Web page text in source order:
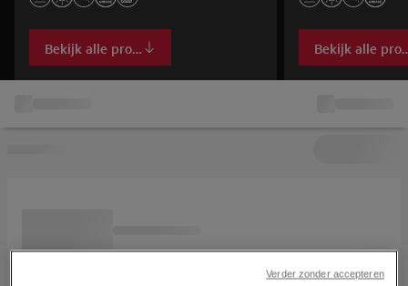
Bekijk alle producten Bekijk alle
Verder zonder accepteren